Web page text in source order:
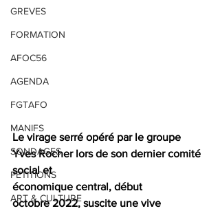
GREVES
FORMATION
AFOC56
AGENDA
FGTAFO
MANIFS
SONDAGES
PETITIONS
ART & CULTURE
Le virage serré opéré par le groupe
Yves Rocher lors de son dernier comité
social et
économique central, début
octobre 2022, suscite une vive